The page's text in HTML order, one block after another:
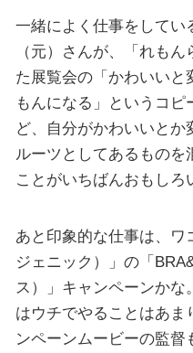
一緒によく仕事をしてい
（元）さんが、「れも
た展覧会の「かわいい
もんになる」というコ
ど、自分がかわいいと
ルーツとしてあるものを
ことがいちばんおもしろ
あと印象的な仕事は、ワ
ジェニック）」の「
ス）」キャンペーンか
はウチでやることはあま
ンペーンムービーの監